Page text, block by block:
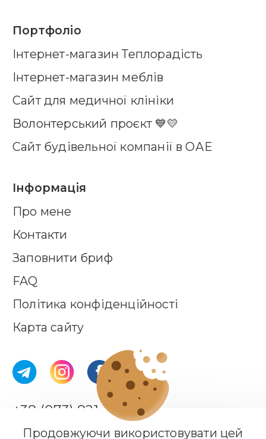
Портфоліо
Інтернет-магазин Теплорадість
Інтернет-магазин меблів
Сайт для медичної клініки
Волонтерський проєкт 💙💛
Сайт будівельної компанії в ОАЕ
Інформація
Про мене
Контакти
Заповнити бриф
FAQ
Політика конфіденційності
Карта сайту
+38 (073) 821-44-18
Продовжуючи використовувати цей